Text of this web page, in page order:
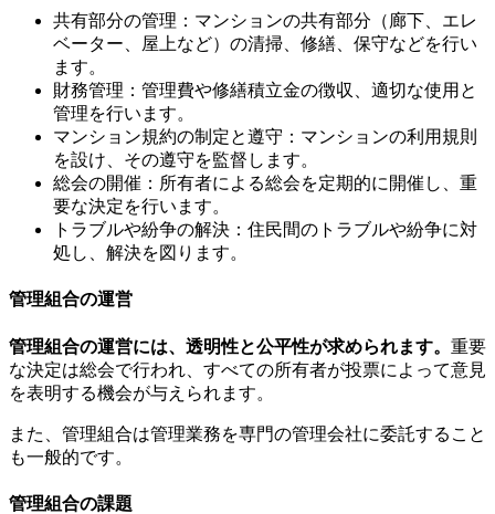
マンション理事会役員の役職
共有部分の管理：マンションの共有部分（廊下、エレ
ベーター、屋上など）の清掃、修繕、保守などを行い
ます。
財務管理：管理費や修繕積立金の徴収、適切な使用と
管理を行います。
マンション規約の制定と遵守：マンションの利用規則
を設け、その遵守を監督します。
総会の開催：所有者による総会を定期的に開催し、重
要な決定を行います。
トラブルや紛争の解決：住民間のトラブルや紛争に対
処し、解決を図ります。
管理組合の運営
管理組合の運営には、透明性と公平性が求められます。 重要
な決定は総会で行われ、すべての所有者が投票によって意見
を表明する機会が与えられます。
また、管理組合は管理業務を専門の管理会社に委託すること
も一般的です。
管理組合の課題